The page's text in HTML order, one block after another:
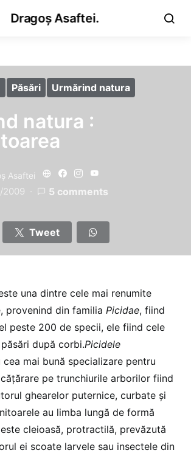
Dragoș Asaftei.
Păsări Urmărind natura
natura :
Asaftei
2009 5 comments
Tweet
una dintre cele mai renumite
provenind din familia Picidae, fiind
peste 200 de specii, ele fiind cele
după corbi.Picidele
cea mai bună specializare pentru
pe trunchiurile arborilor fiind
ghearelor puternice, curbate şi
au limba lungă de formă
cleioasă, protractilă, prevăzută
ei scoate larvele sau insectele din